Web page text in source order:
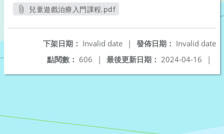
兒童遊戲治療入門課程.pdf
發佈日期： Invalid date
下架日期： Invalid date
|
最後更新日期： 2024-04-16 |
點閱數： 606 |